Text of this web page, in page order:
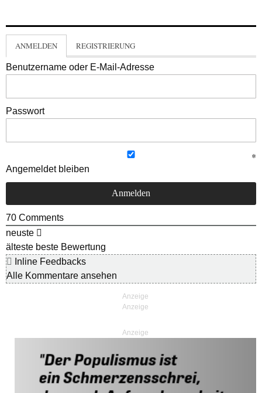
ANMELDEN REGISTRIERUNG
Benutzername oder E-Mail-Adresse
Passwort
Angemeldet bleiben
70 Comments
neuste
älteste beste Bewertung
Inline Feedbacks
Alle Kommentare ansehen
Anzeige